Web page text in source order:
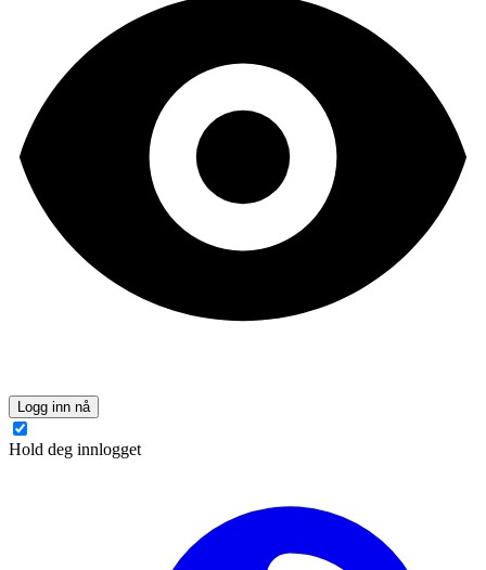
Logg inn nå
Hold deg innlogget